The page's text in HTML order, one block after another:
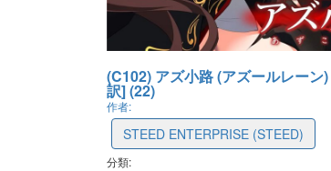
(C102) アズ小路 (アズールレーン
訳] (22)
作者:
STEED ENTERPRISE (STEED)
分類: